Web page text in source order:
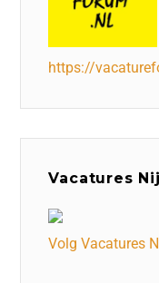
https://
Vacatures
Volg Vacatures